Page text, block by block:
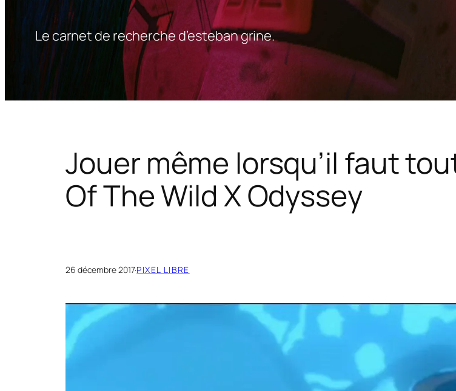
Le carnet de recherche d’esteban grine.
Jouer même lorsqu’il faut
Of The Wild X Odyssey
26 décembre 2017·PIXEL LIBRE